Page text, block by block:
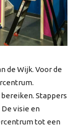
de Wijk. Voor de
Stappers
visie en
tot een